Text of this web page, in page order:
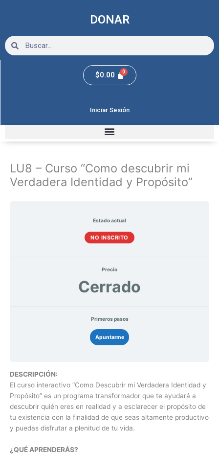
DONAR
SearchSearch
$0.00
Iniciar Sesión
LU8 – Curso “Como descubrir mi
Verdadera Identidad y Propósito”
Estado actual
NO INSCRITO
Precio
Cerrado
Primeros pasos
Apuntarme
DESCRIPCIÓN:
El curso interactivo “Como Descubrir mi Verdadera Identidad y
Propósito” es un programa transformador que te ayudará a
descubrir quién eres en realidad y a esclarecer el propósito de
tu existencia con la finalidad de que seas altamente productivo
y puedas disfrutar a plenitud de tu vida.
¿QUÉ APRENDERÁS?